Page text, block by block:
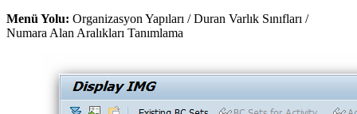
Menü Yolu: Organizasyon Yapıları / Duran Varlık Sınıfları /
Numara Alan Aralıkları Tanımlama